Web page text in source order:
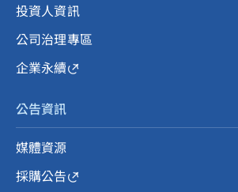
投資人資訊
公司治理專區
企業永續
公告資訊
媒體資源
採購公告